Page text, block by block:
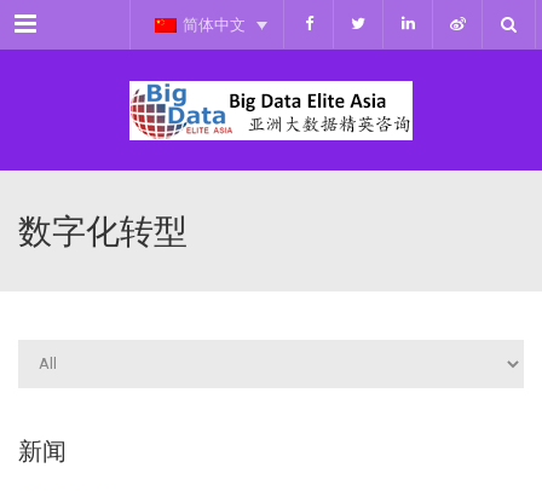
Menu 简体中文
数字化转型
新闻